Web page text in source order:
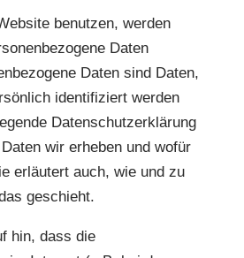
benutzen, werden
Daten
Daten sind Daten,
identifiziert werden
Datenschutzerklärung
wir erheben und wofür
erläutert auch, wie und zu
geschieht.
hin, dass die